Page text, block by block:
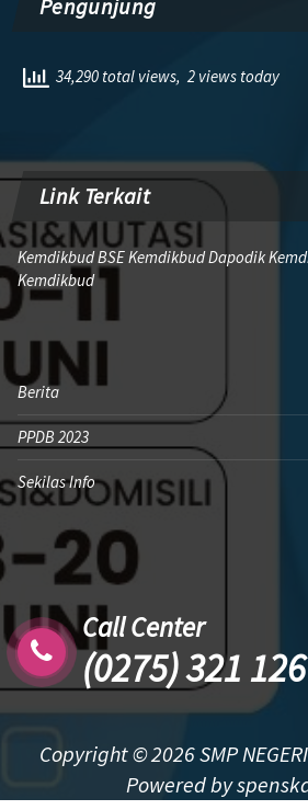
Pengunjung
34,290 total views, 2 views today
Link Terkait
Kemdikbud BSE Kemdikbud Dapodik
Kemdikbud
Berita
PPDB 2023
Sekilas Info
Call Center
(0275) 321 126
Copyright © 2026 SMP
Powered by